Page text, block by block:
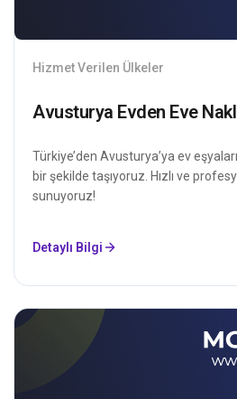
Hizmet Verilen Ülkeler
Avusturya Evden Eve
Türkiye’den Avusturya’ya ev
bir şekilde taşıyoruz. Hızlı ve
sunuyoruz!
Detaylı Bilgi